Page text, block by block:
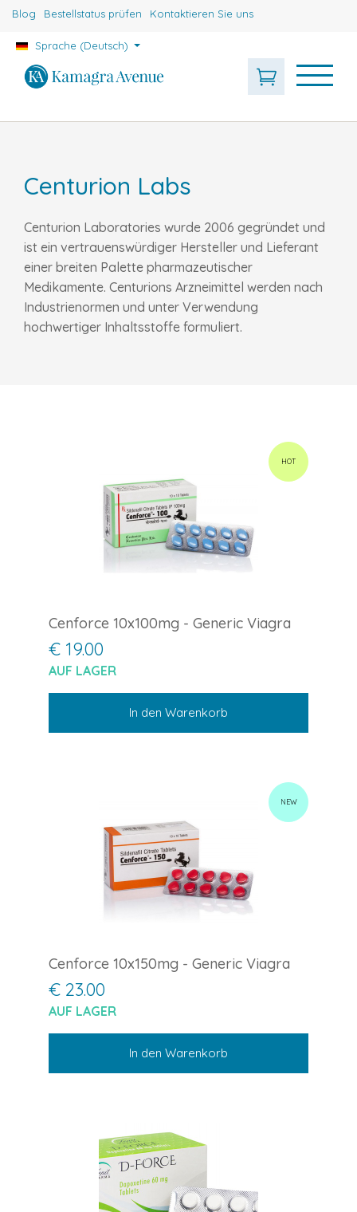
Blog Bestellstatus prüfen Kontaktieren Sie uns
Sprache (Deutsch)
Centurion Labs
Centurion Laboratories wurde 2006 gegründet und
ist ein vertrauenswürdiger Hersteller und Lieferant
einer breiten Palette pharmazeutischer
Medikamente. Centurions Arzneimittel werden nach
Industrienormen und unter Verwendung
hochwertiger Inhaltsstoffe formuliert.
HOT
Cenforce 10x100mg - Generic Viagra
€ 19.00
AUF LAGER
In den Warenkorb
NEW
Cenforce 10x150mg - Generic Viagra
€ 23.00
AUF LAGER
In den Warenkorb